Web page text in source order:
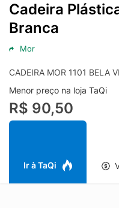
Cadeira
Branca
Mor
CADEIRA MOR 1101 BELA
Menor preço na loja TaQi
R$ 90,50
Ir à TaQi